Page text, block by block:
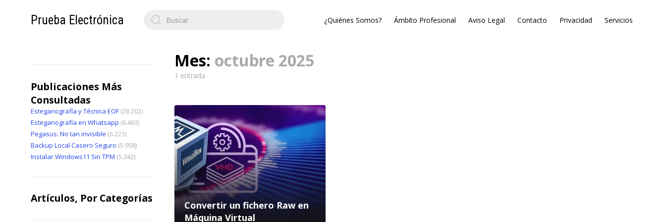
Prueba Electrónica
Search
for:
¿Quiénes Somos? Ámbito Profesional Aviso Legal Contacto Privacidad Servicios
Mes: octubre 2025
1 entrada
Convertir un fichero Raw en
Máquina Virtual
Publicaciones Más
Consultadas
Esteganografía y Técnica EOF (28.202)
Esteganografía en Whatsapp (6.463)
Pegasus: No tan invisible (6.223)
Backup Local Casero Seguro (5.958)
Instalar Windows11 Sin TPM (5.342)
Artículos, Por Categorías